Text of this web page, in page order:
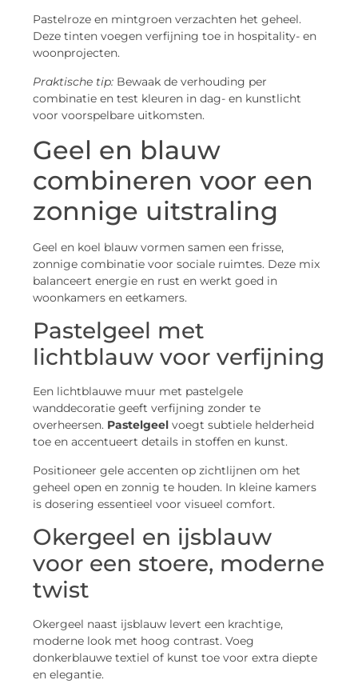
Pastelroze en mintgroen verzachten het geheel.
Deze tinten voegen verfijning toe in hospitality- en
woonprojecten.
Praktische tip: Bewaak de verhouding per
combinatie en test kleuren in dag- en kunstlicht
voor voorspelbare uitkomsten.
Geel en blauw
combineren voor een
zonnige uitstraling
Geel en koel blauw vormen samen een frisse,
zonnige combinatie voor sociale ruimtes. Deze mix
balanceert energie en rust en werkt goed in
woonkamers en eetkamers.
Pastelgeel met
lichtblauw voor verfijning
Een lichtblauwe muur met pastelgele
wanddecoratie geeft verfijning zonder te
overheersen. Pastelgeel voegt subtiele helderheid
toe en accentueert details in stoffen en kunst.
Positioneer gele accenten op zichtlijnen om het
geheel open en zonnig te houden. In kleine kamers
is dosering essentieel voor visueel comfort.
Okergeel en ijsblauw
voor een stoere, moderne
twist
Okergeel naast ijsblauw levert een krachtige,
moderne look met hoog contrast. Voeg
donkerblauwe textiel of kunst toe voor extra diepte
en elegantie.